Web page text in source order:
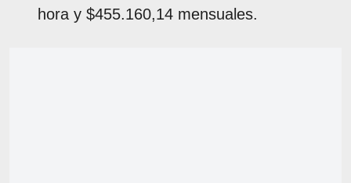
hora y $455.160,14 mensuales.